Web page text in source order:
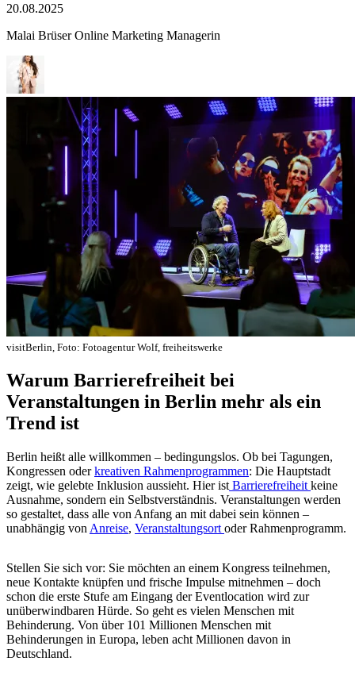
Veröffentlicht
20.08.2025
Malai Brüser Online Marketing Managerin
visitBerlin, Foto: Fotoagentur Wolf, freiheitswerke
Warum Barrierefreiheit bei
Veranstaltungen in Berlin mehr als ein
Trend ist
Berlin heißt alle willkommen – bedingungslos. Ob bei Tagungen,
Kongressen oderkreativen Rahmenprogrammen: Die Hauptstadt
zeigt, wie gelebte Inklusion aussieht. Hier ist Barrierefreiheit keine
Ausnahme, sondern ein Selbstverständnis. Veranstaltungen werden
so gestaltet, dass alle von Anfang an mit dabei sein können –
unabhängig von Anreise, Veranstaltungsort oder Rahmenprogramm.
Stellen Sie sich vor: Sie möchten an einem Kongress teilnehmen,
neue Kontakte knüpfen und frische Impulse mitnehmen – doch
schon die erste Stufe am Eingang der Eventlocation wird zur
unüberwindbaren Hürde. So geht es vielen Menschen mit
Behinderung. Von über 101 Millionen Menschen mit
Behinderungen in Europa, leben acht Millionen davon in
Deutschland.